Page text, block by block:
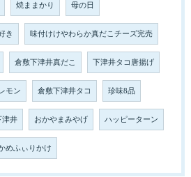
焼ままかり 母の日
き 味付けけやわらか真だこチーズ完売
倉敷下津井真だこ 下津井タコ唐揚げ
モン 倉敷下津井タコ 珍味8品
津井 おかやまみやげ ハッピーターン
めふぃりかけ